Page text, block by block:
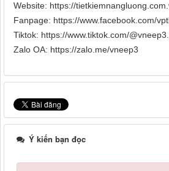
Website: https://
Fanpage: https://www.facebook.com/
Tiktok: https://www.tiktok.com/
Zalo OA: https://zalo.me/vneep3
Ý kiến bạn đọc